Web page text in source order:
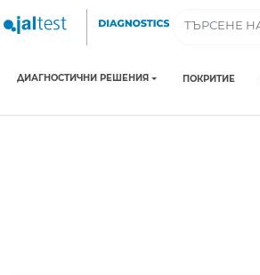
ДИАГНОСТИЧНИ РЕШЕНИЯ ПОКРИТИЕ